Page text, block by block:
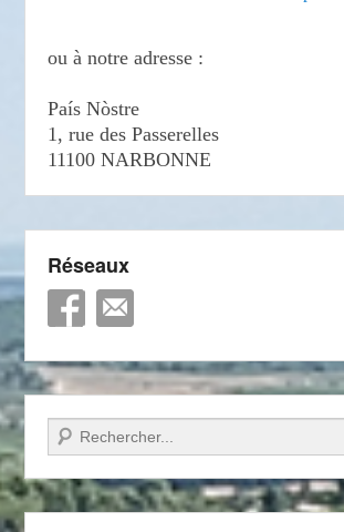
ou à notre adresse :
País Nòstre
1, rue des Passerelles
11100 NARBONNE
Réseaux
Recherche